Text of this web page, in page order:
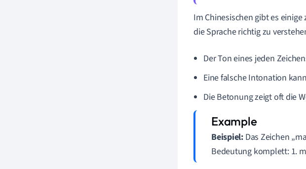
Im Chinesischen gibt es einige
die Sprache richtig zu
Der Ton eines jeden
Eine falsche Intonation
Die Betonung zeigt oft die
Beispiel: Das Zeichen
Bedeutung komplett: 1.